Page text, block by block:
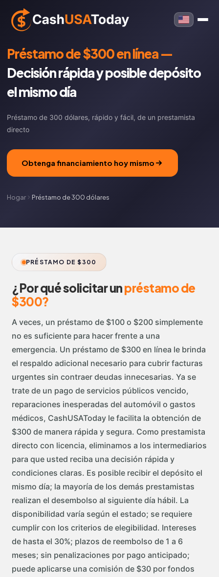
Préstamo de $300 en línea —
Decisión rápida y posible depósito
el mismo día
Préstamo de 300 dólares, rápido y fácil, de un prestamista
directo
Obtenga financiamiento hoy mismo
Hogar Préstamo de 300 dólares
PRÉSTAMO DE $300
¿Por qué solicitar unpréstamo de
$300?
A veces, un préstamo de $100 o $200 simplemente
no es suficiente para hacer frente a una
emergencia. Un préstamo de $300 en línea le brinda
el respaldo adicional necesario para cubrir facturas
urgentes sin contraer deudas innecesarias. Ya se
trate de un pago de servicios públicos vencido,
reparaciones inesperadas del automóvil o gastos
médicos, CashUSAToday le facilita la obtención de
$300 de manera rápida y segura. Como prestamista
directo con licencia, eliminamos a los intermediarios
para que usted reciba una decisión rápida y
condiciones claras. Es posible recibir el depósito el
mismo día; la mayoría de los demás prestamistas
realizan el desembolso al siguiente día hábil. La
disponibilidad varía según el estado; se requiere
cumplir con los criterios de elegibilidad. Intereses
de hasta el 30%; plazos de reembolso de 1 a 6
meses; sin penalizaciones por pago anticipado;
puede aplicarse una comisión de $30 por fondos